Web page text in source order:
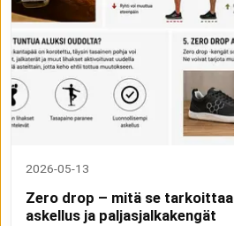
2026-05-13
Zero drop – mitä se
askellus ja paljasjalkakengät